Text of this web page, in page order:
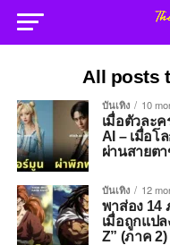
All posts
บันเทิง 10
เมื่อตัวละ
AI – เมื่อโ
ผ่านสายต
บันเทิง 12
พาส่อง 14
เมื่อถูกแปล
Z” (ภาค 2)